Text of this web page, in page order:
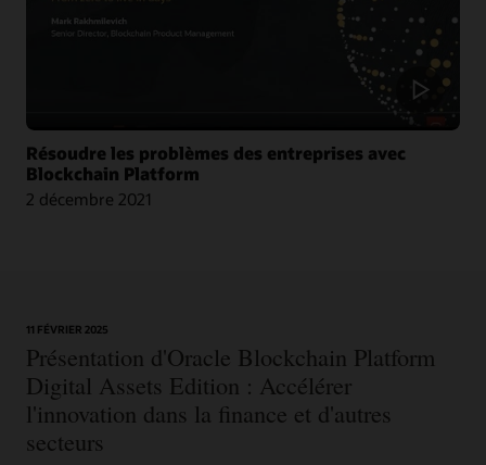
Blog : Oracle et CargoSmart accélèrent la collaboration technique de neuf
leaders pour transformer le transport maritime
Article : Oracle s’associe à CargoSmart sur une initiative blockchain pour le
fret maritime
Article : CargoSmart, COSCO, SIPG et Tesla lancent un projet pilote blockchain
Résoudre les problèmes des entreprises avec
Blockchain Platform
2 décembre 2021
11 FÉVRIER 2025
Présentation d'Oracle Blockchain Platform
Digital Assets Edition : Accélérer
l'innovation dans la finance et d'autres
secteurs